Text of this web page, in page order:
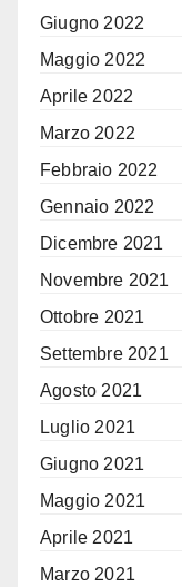
Giugno 2022
Maggio 2022
Aprile 2022
Marzo 2022
Febbraio 2022
Gennaio 2022
Dicembre 2021
Novembre 2021
Ottobre 2021
Settembre 2021
Agosto 2021
Luglio 2021
Giugno 2021
Maggio 2021
Aprile 2021
Marzo 2021